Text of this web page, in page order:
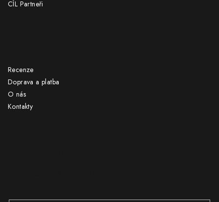
CÍL Partneři
Recenze
Doprava a platba
O nás
Kontakty